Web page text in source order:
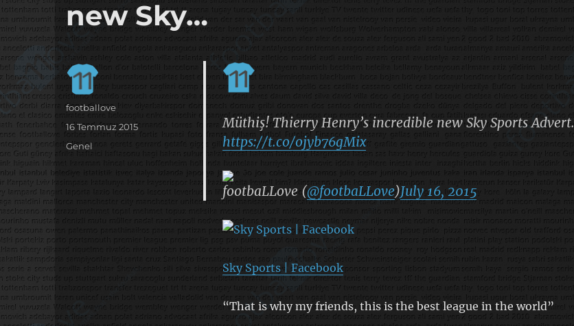
new Sky…
Müthiş! Thierry Henry’s incredible new Sky Sports Advert.
https://t.co/ojyb76gMix
footbaLLove (@footbaLLove)July 16, 2015
Sky Sports | Facebook
“That is why my friends, this is the best league in the world”
Yazar
footballove
Yayın
tarihi
16 Temmuz 2015
Kategoriler
Genel